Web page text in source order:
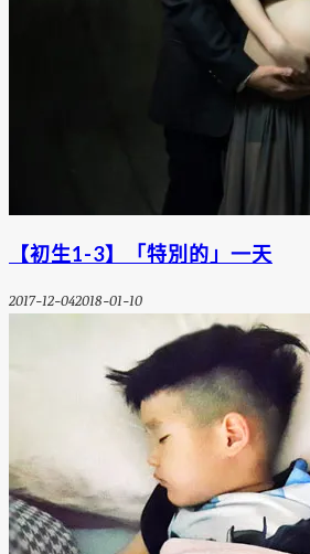
【初生1-3】「特別的」一天
2017-12-042018-01-10